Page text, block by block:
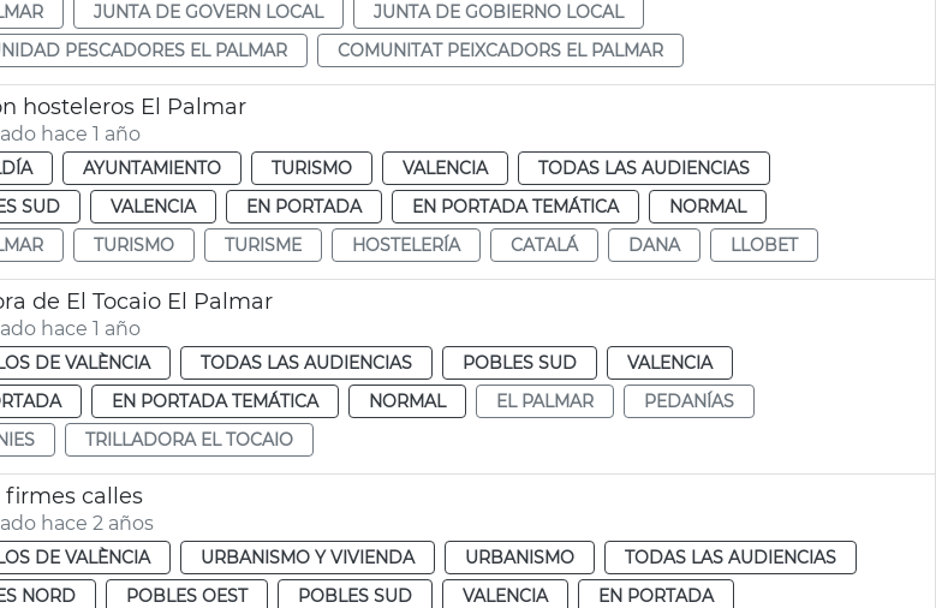
JUNTA DE GOVERN LOCAL
JUNTA DE GOBIERNO LOCAL
PESCADORES EL PALMAR
COMUNITAT PEIXCADORS EL PALMAR
hosteleros El Palmar
hace 1 año
AYUNTAMIENTO TURISMO VALENCIA
TODAS LAS AUDIENCIAS
SUD
VALENCIA EN PORTADA EN PORTADA TEMÁTICA
NORMAL
TURISMO TURISME HOSTELERÍA CATALÁ DANA LLOBET
de El Tocaio El Palmar
hace 1 año
DE VALÈNCIA TODAS LAS AUDIENCIAS POBLES SUD
VALENCIA
EN PORTADA TEMÁTICA NORMAL EL PALMAR
PEDANÍAS
TRILLADORA EL TOCAIO
firmes calles
hace 2 años
DE VALÈNCIA URBANISMO Y VIVIENDA URBANISMO
TODAS LAS AUDIENCIAS
NORD
POBLES OEST POBLES SUD VALENCIA
EN PORTADA